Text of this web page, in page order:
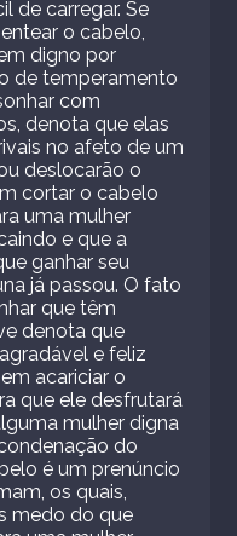
de carregar. Se
o cabelo,
digno por
de temperamento
com
denota que elas
no afeto de um
deslocarão o
cortar o cabelo
uma mulher
e que a
ganhar seu
já passou. O fato
que têm
denota que
e feliz
acariciar o
que ele desfrutará
mulher digna
do
é um prenúncio
os quais,
medo do que